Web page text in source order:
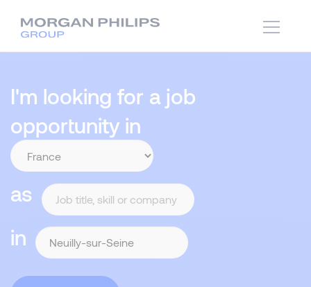
I'm looking for a job
opportunity in
as
in